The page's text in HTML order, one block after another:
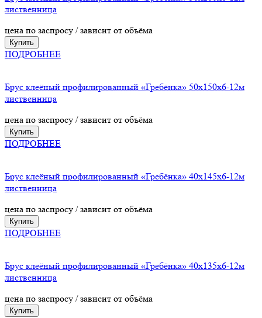
лиственница
цена по заспросу / зависит от объёма
Купить
ПОДРОБНЕЕ
Брус клеёный профилированный «Гребёнка» 50х150х6-12м
лиственница
цена по заспросу / зависит от объёма
Купить
ПОДРОБНЕЕ
Брус клеёный профилированный «Гребёнка» 40х145х6-12м
лиственница
цена по заспросу / зависит от объёма
Купить
ПОДРОБНЕЕ
Брус клеёный профилированный «Гребёнка» 40х135х6-12м
лиственница
цена по заспросу / зависит от объёма
Купить